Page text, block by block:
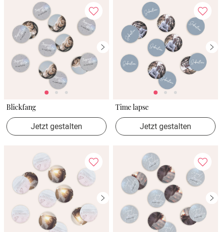
Blickfang
Jetzt gestalten
Time lapse
Jetzt gestalten